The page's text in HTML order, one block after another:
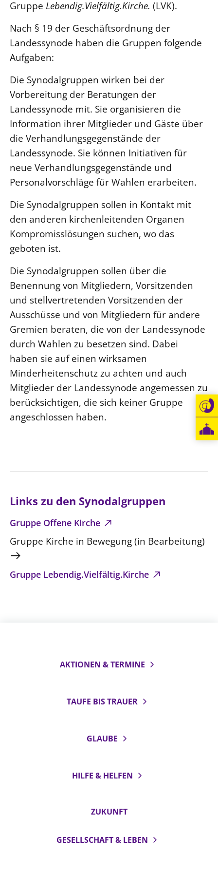
Gruppe Lebendig.Vielfältig.Kirche. (LVK).
Nach § 19 der Geschäftsordnung der
Landessynode haben die Gruppen folgende
Aufgaben:
Die Synodalgruppen wirken bei der
Vorbereitung der Beratungen der
Landessynode mit. Sie organisieren die
Information ihrer Mitglieder und Gäste über
die Verhandlungsgegenstände der
Landessynode. Sie können Initiativen für
neue Verhandlungsgegenstände und
Personalvorschläge für Wahlen erarbeiten.
Die Synodalgruppen sollen in Kontakt mit
den anderen kirchenleitenden Organen
Kompromisslösungen suchen, wo das
geboten ist.
Die Synodalgruppen sollen über die
Benennung von Mitgliedern, Vorsitzenden
und stellvertretenden Vorsitzenden der
Ausschüsse und von Mitgliedern für andere
Gremien beraten, die von der Landessynode
durch Wahlen zu besetzen sind. Dabei
haben sie auf einen wirksamen
Minderheitenschutz zu achten und auch
Mitglieder der Landessynode angemessen zu
berücksichtigen, die sich keiner Gruppe
angeschlossen haben.
Links zu den Synodalgruppen
Gruppe Offene Kirche
Gruppe Kirche in Bewegung (in Bearbeitung)
Gruppe Lebendig.Vielfältig.Kirche
AKTIONEN & TERMINE
TAUFE BIS TRAUER
GLAUBE
HILFE & HELFEN
ZUKUNFT
GESELLSCHAFT & LEBEN
Personalausschuss
LANDESKIRCHENAMT
Kollegium
Abteilungen des Landeskirchenamts
Rechnungsprüfungsamt
Fachstelle Sexualisierte Gewalt
Beschwerdestellen
Kirchenämter
Gleichstellung
Geschäftsstelle Landessynode
LANDESSYNODE
27. Landessynode
Kontakt
Hintergrund
MITARBEIT
Ehrenamt
Beruf
Freie Stellen
BIBLIOTHEK & ARCHIV
SERVICE
Älterwerden im Pfarrberuf
Fundraising
Corporate Design
Interventionsplan
Kantine Speiseplan
Öffentlichkeitsarbeit
Projektmanagement
Evangelische Kirche
Lutherische Kirche
Glaubensbekenntnis
Positionen
Ökumene
Religionen
Gegen Gewalt
KLIMASCHUTZ
Nachhaltigkeit
Mobilität
Naturschutz
Gebäude
Datenschutz
Kontakt
Barrierefreiheit
Freie Stellen
Service für Gemeinden
Suche